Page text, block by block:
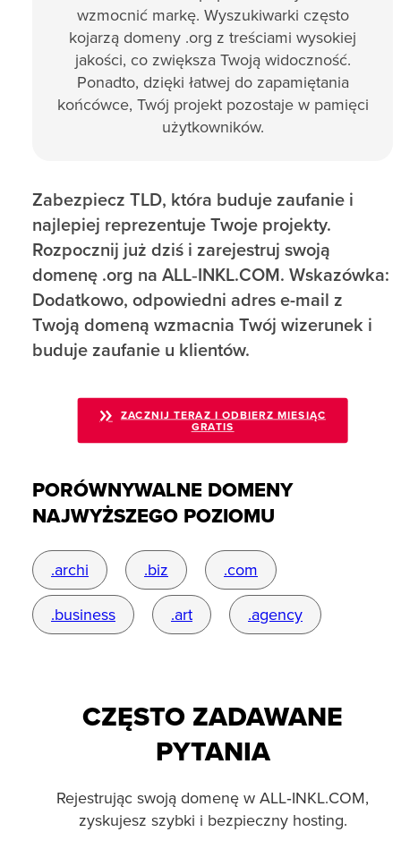
wzmocnić markę. Wyszukiwarki często
kojarzą domeny .org z treściami wysokiej
jakości, co zwiększa Twoją widoczność.
Ponadto, dzięki łatwej do zapamiętania
końcówce, Twój projekt pozostaje w pamięci
użytkowników.
Zabezpiecz TLD, która buduje zaufanie i
najlepiej reprezentuje Twoje projekty.
Rozpocznij już dziś i zarejestruj swoją
domenę .org na ALL‑INKL.COM. Wskazówka:
Dodatkowo, odpowiedni adres e-mail z
Twoją domeną wzmacnia Twój wizerunek i
buduje zaufanie u klientów.
ZACZNIJ TERAZ I ODBIERZ MIESIĄC
GRATIS
PORÓWNYWALNE DOMENY
NAJWYŻSZEGO POZIOMU
.archi .biz .com
.business .art .agency
CZĘSTO ZADAWANE
PYTANIA
Rejestrując swoją domenę w ALL‑INKL.COM,
zyskujesz szybki i bezpieczny hosting.